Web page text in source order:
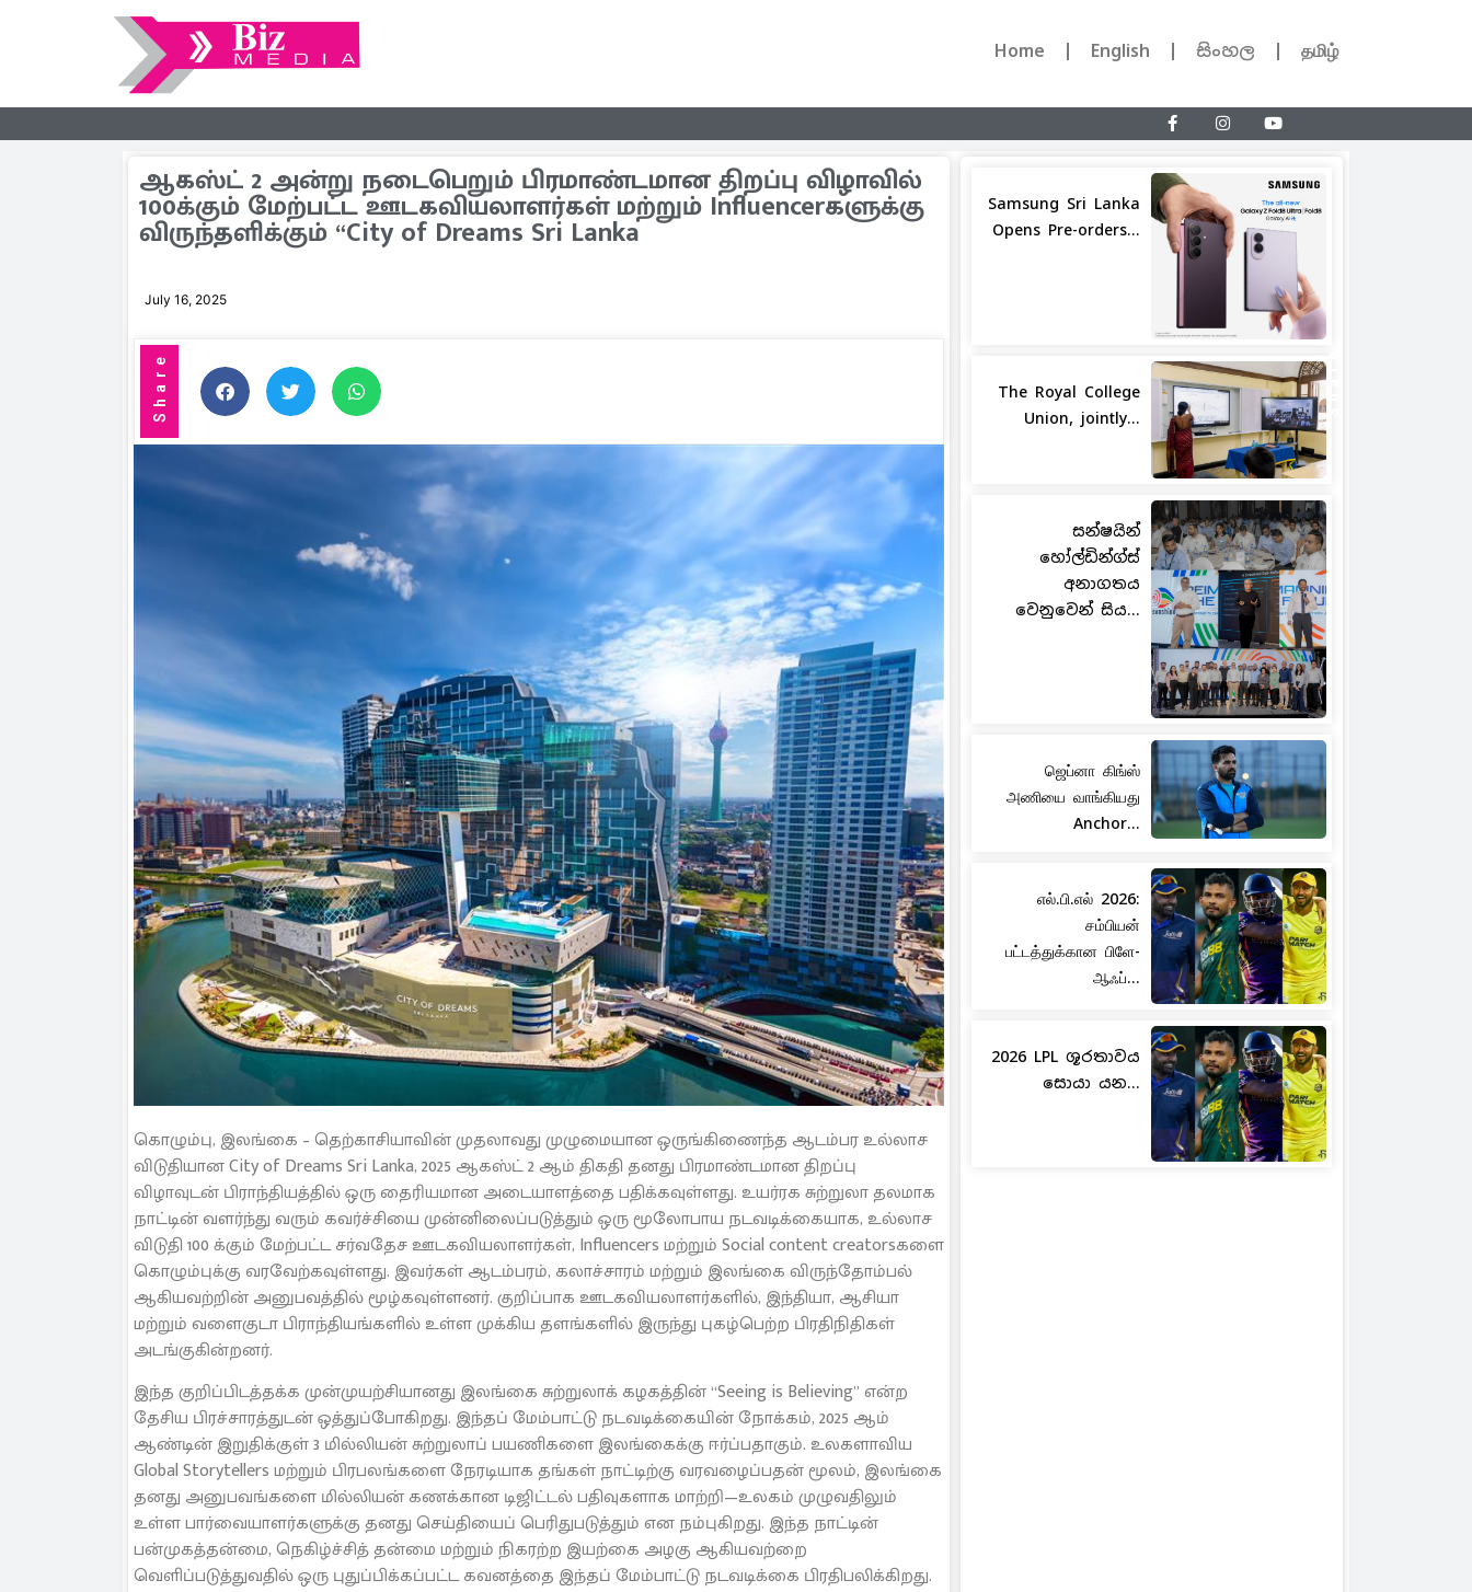
Home English සිංහල தமிழ்
ஆகஸ்ட் 2 அன்று நடைபெறும் பிரமாண்டமான திறப்பு விழாவில்
100க்கும் மேற்பட்ட ஊடகவியலாளர்கள் மற்றும் Influencerகளுக்கு
விருந்தளிக்கும் “City of Dreams Sri Lanka
July 16, 2025
Share Share
கொழும்பு, இலங்கை – தெற்காசியாவின் முதலாவது முழுமையான ஒருங்கிணைந்த ஆடம்பர உல்லாச
விடுதியான City of Dreams Sri Lanka, 2025 ஆகஸ்ட் 2 ஆம் திகதி தனது பிரமாண்டமான திறப்பு
விழாவுடன் பிராந்தியத்தில் ஒரு தைரியமான அடையாளத்தை பதிக்கவுள்ளது. உயர்ரக சுற்றுலா தலமாக
நாட்டின் வளர்ந்து வரும் கவர்ச்சியை முன்னிலைப்படுத்தும் ஒரு மூலோபாய நடவடிக்கையாக, உல்லாச
விடுதி 100 க்கும் மேற்பட்ட சர்வதேச ஊடகவியலாளர்கள், Influencers மற்றும் Social content creatorsகளை
கொழும்புக்கு வரவேற்கவுள்ளது. இவர்கள் ஆடம்பரம், கலாச்சாரம் மற்றும் இலங்கை விருந்தோம்பல்
ஆகியவற்றின் அனுபவத்தில் மூழ்கவுள்ளனர். குறிப்பாக ஊடகவியலாளர்களில், இந்தியா, ஆசியா
மற்றும் வளைகுடா பிராந்தியங்களில் உள்ள முக்கிய தளங்களில் இருந்து புகழ்பெற்ற பிரதிநிதிகள்
அடங்குகின்றனர்.
இந்த குறிப்பிடத்தக்க முன்முயற்சியானது இலங்கை சுற்றுலாக் கழகத்தின் “Seeing is Believing” என்ற
தேசிய பிரச்சாரத்துடன் ஒத்துப்போகிறது. இந்தப் மேம்பாட்டு நடவடிக்கையின் நோக்கம், 2025 ஆம்
ஆண்டின் இறுதிக்குள் 3 மில்லியன் சுற்றுலாப் பயணிகளை இலங்கைக்கு ஈர்ப்பதாகும். உலகளாவிய
Global Storytellers மற்றும் பிரபலங்களை நேரடியாக தங்கள் நாட்டிற்கு வரவழைப்பதன் மூலம், இலங்கை
தனது அனுபவங்களை மில்லியன் கணக்கான டிஜிட்டல் பதிவுகளாக மாற்றி—உலகம் முழுவதிலும்
உள்ள பார்வையாளர்களுக்கு தனது செய்தியைப் பெரிதுபடுத்தும் என நம்புகிறது. இந்த நாட்டின்
பன்முகத்தன்மை, நெகிழ்ச்சித் தன்மை மற்றும் நிகரற்ற இயற்கை அழகு ஆகியவற்றை
வெளிப்படுத்துவதில் ஒரு புதுப்பிக்கப்பட்ட கவனத்தை இந்தப் மேம்பாட்டு நடவடிக்கை பிரதிபலிக்கிறது.
Samsung Sri Lanka
Opens Pre-orders...
The Royal College
Union, jointly...
සන්ෂයින්
හෝල්ඩින්ග්ස්
අනාගතය
වෙනුවෙන් සිය...
ஜெப்னா கிங்ஸ்
அணியை வாங்கியது
Anchor...
எல்.பி.எல் 2026:
சம்பியன்
பட்டத்துக்கான பிளே-
ஆஃப்...
2026 LPL ශූරතාවය
සොයා යන...